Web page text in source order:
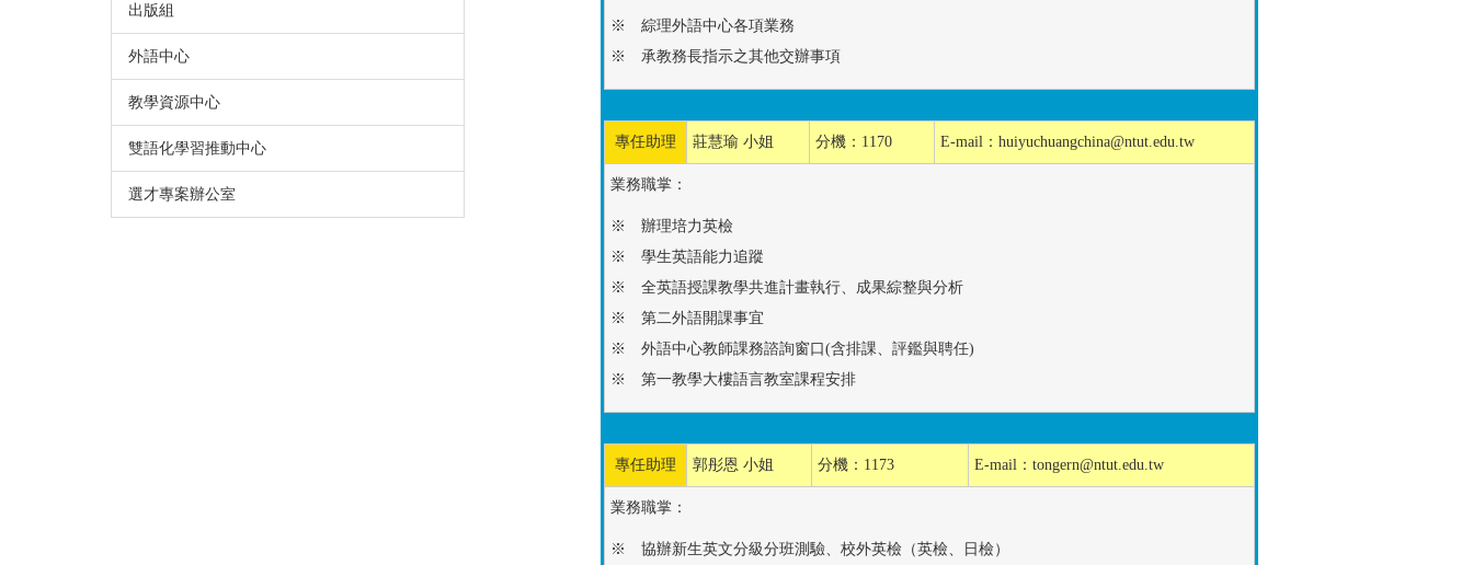
出版組
外語中心
教學資源中心
雙語化學習推動中心
選才專案辦公室
※ 綜理外語中心各項業務
※ 承教務長指示之其他交辦事項
專任助理 莊慧瑜 小姐 分機：1170 E-mail： huiyuchuangchina@ntut.edu.tw
業務職掌：
※ 辦理培力英檢
※ 學生英語能力追蹤
※ 全英語授課教學共進計畫執行、成果綜整與分析
※ 第二外語開課事宜
※ 外語中心教師課務諮詢窗口(含排課、評鑑與聘任)
※ 第一教學大樓語言教室課程安排
專任助理 郭彤恩 小姐 分機：1173 E-mail： tongern@ntut.edu.tw
業務職掌：
※ 協辦新生英文分級分班測驗、校外英檢（英檢、日檢）